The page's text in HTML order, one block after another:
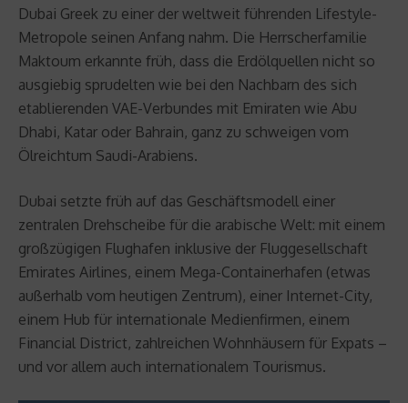
Dubai Greek zu einer der weltweit führenden Lifestyle-
Metropole seinen Anfang nahm. Die Herrscherfamilie
Maktoum erkannte früh, dass die Erdölquellen nicht so
ausgiebig sprudelten wie bei den Nachbarn des sich
etablierenden VAE-Verbundes mit Emiraten wie Abu
Dhabi, Katar oder Bahrain, ganz zu schweigen vom
Ölreichtum Saudi-Arabiens.
Dubai setzte früh auf das Geschäftsmodell einer
zentralen Drehscheibe für die arabische Welt: mit einem
großzügigen Flughafen inklusive der Fluggesellschaft
Emirates Airlines, einem Mega-Containerhafen (etwas
außerhalb vom heutigen Zentrum), einer Internet-City,
einem Hub für internationale Medienfirmen, einem
Financial District, zahlreichen Wohnhäusern für Expats –
und vor allem auch internationalem Tourismus.